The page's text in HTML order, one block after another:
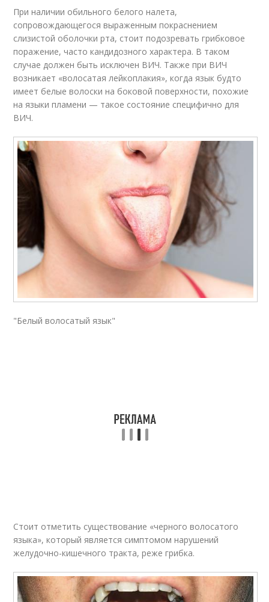
При наличии обильного белого налета,
сопровождающегося выраженным покраснением
слизистой оболочки рта, стоит подозревать грибковое
поражение, часто кандидозного характера. В таком
случае должен быть исключен ВИЧ. Также при ВИЧ
возникает «волосатая лейкоплакия», когда язык будто
имеет белые волоски на боковой поверхности, похожие
на языки пламени — такое состояние специфично для
ВИЧ.
"Белый волосатый язык"
Стоит отметить существование «черного волосатого
языка», который является симптомом нарушений
желудочно-кишечного тракта, реже грибка.